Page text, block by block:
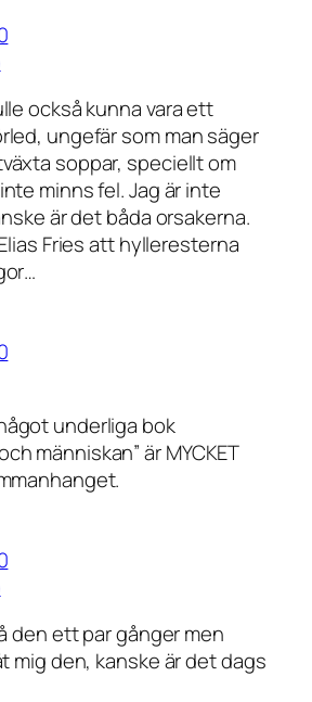
också kunna vara ett
ungefär som man säger
soppar, speciellt om
minns fel. Jag är inte
är det båda orsakerna.
Fries att hylleresterna
underliga bok
människan” är MYCKET
den ett par gånger men
mig den, kanske är det dags